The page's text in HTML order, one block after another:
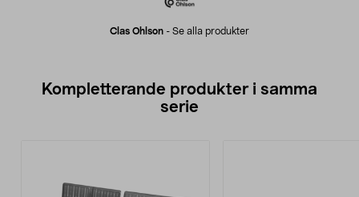
Clas Ohlson - Se alla produkter
Kompletterande produkter i samma
serie